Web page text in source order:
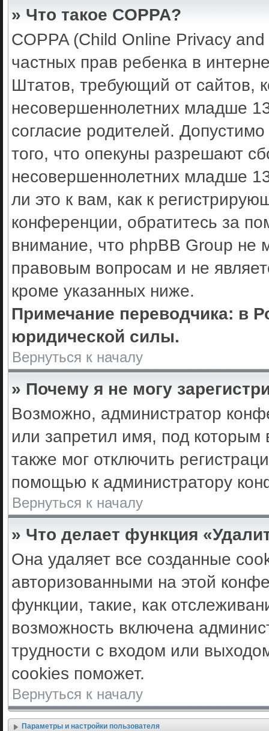
» Что такое COPPA?
COPPA (Child Online Privacy
частных прав ребенка в
Штатов, требующий от сайтов,
несовершеннолетних младше
согласие родителей.
того, что опекуны разрешают
несовершеннолетних младше
ли это к вам, как к
конференции, обратитесь за
внимание, что phpBB Group не
правовым вопросам и не
кроме указанных ниже.
Примечание переводчика: в
юридической силы.
Вернуться к началу
» Почему я не могу
Возможно, администратор
или запретил имя, под которым
также мог отключить
помощью к администратору
Вернуться к началу
» Что делает функция
Она удаляет все созданные
авторизованными на этой
функции, такие, как
возможность включена
трудности с входом или
cookies поможет.
Вернуться к началу
Параметры и настройки пользователя